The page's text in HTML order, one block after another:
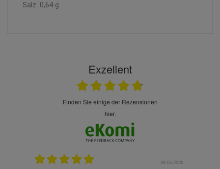
Salz: 0,64 g
Exzellent
finden Sie einige der Rezensionen
hier.
28.05.2026